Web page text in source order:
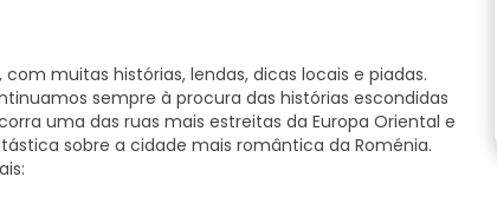
muitas histórias, lendas, dicas locais e piadas.
sempre à procura das histórias escondidas
uma das ruas mais estreitas da Europa Oriental e
sobre a cidade mais romântica da Roménia.